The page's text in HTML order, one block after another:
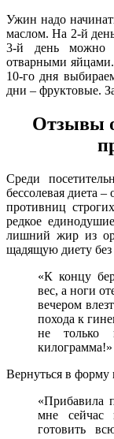
Ужин надо
маслом. На 2-й
3-й день можно
отварными
10-го дня
дни – фруктовые.
Отзывы о
Среди
бессолевая диета
противниц
редкое
лишний жир из
щадящую диету
«К концу
вес, а ноги
вечером
похода к
не только
килограмма!»
Вернуться в форму
«Прибавила
мне сейчас
готовить